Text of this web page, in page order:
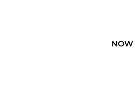
NOW